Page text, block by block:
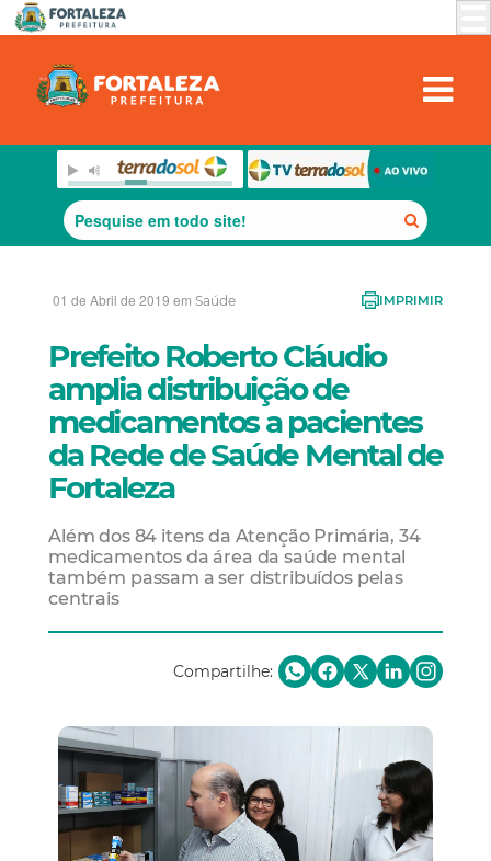
01 de Abril de 2019 em Saúde IMPRIMIR
Prefeito Roberto Cláudio
amplia distribuição de
medicamentos a pacientes
da Rede de Saúde Mental de
Fortaleza
Além dos 84 itens da Atenção Primária, 34
medicamentos da área da saúde mental
também passam a ser distribuídos pelas
centrais
Compartilhe: